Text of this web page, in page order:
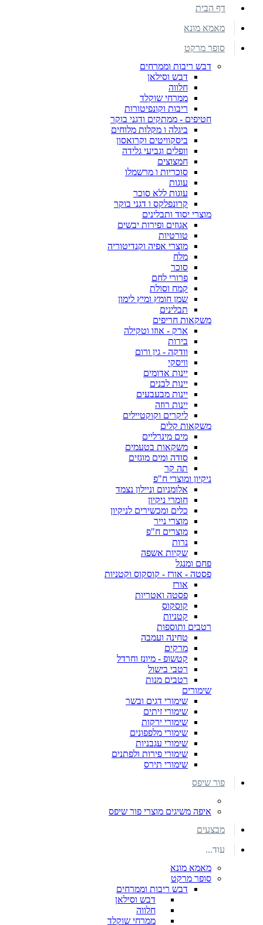
דף הבית
מאמא מונא
סופר מרקט
דבש ריבות וממרחים
דבש וסילאן
חלווה
ממרחי שוקלד
ריבות וקונפיטורות
חטיפים - ממתקים ודגני בוקר
ביגלה ו מקלות מלוחים
ביסקוויטים וקרואסון
וופלים וגביעי גלידה
חמצוצים
סוכריות ו מרשמלו
עוגות
עוגות ללא סוכר
קרונפלקס ו דגני בוקר
מוצרי יסוד ותבלינים
אגוזים ופירות יבשים
טורטיות
מוצרי אפיה וקנדיטוריה
מלח
סוכר
פרורי לחם
קמח וסולת
שמן חומץ ומיץ לימון
תבלינים
משקאות חריפים
ארק - אוזו וטקילה
בירות
וודקה - גין ורום
וויסקי
יינות אדומים
יינות לבנים
יינות מבעבעים
יינות רוזה
ליקרים וקוקטיילים
משקאות קלים
מים מינרליים
משקאות בטעמים
סודה ומים מוגזים
תה קר
ניקיון ומוצרי ח"פ
אלומניום וניילון נצמד
חומרי ניקיון
כלים ומכשירים לניקיון
מוצרי נייר
מוצרים ח"פ
נרות
שקיות אשפה
פחם ומנגל
פסטה - אורז - קוסקוס וקטניות
אורז
פסטה ואטריות
קוסקוס
קטניות
רטבים ותוספות
טחינה ועמבה
מרקים
קטשופ - מיונז וחרדל
רטבי בישול
רטבים מנות
שימורים
שימורי דגים ובשר
שימורי זיתים
שימורי ירקות
שימורי מלפפונים
שימורי עגבניות
שימורי פירות ולפתנים
שימורי תירס
פור שיפס
איפה משיגים מוצרי פור שיפס
מבצעים
עוד...
מאמא מונא
סופר מרקט
דבש ריבות וממרחים
דבש וסילאן
חלווה
ממרחי שוקלד